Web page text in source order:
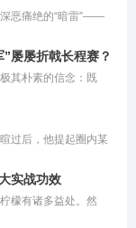
恶痛绝的“暗雷”——
情理与法律的双重维
屡屡折戟长程赛？
其朴素的信念：既
赛绩证明了自己的巅
愿违，现实往往会给
幼鸽，在面对300公里
为何看似完美的“双
过后，他提起圈内某
的鸽子拍回来。鸽友
此扩大知名度，让更
该名家的鸽子在寄养
实战功效
檬有诸多益处。然